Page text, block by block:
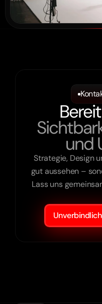
und
Strategie, Design
gut aussehen –
Lass uns